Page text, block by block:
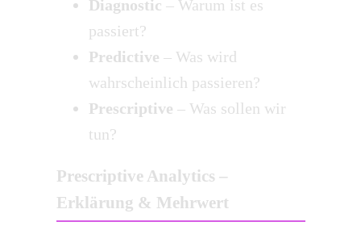
Diagnostic – Warum ist es
passiert?
Predictive – Was wird
wahrscheinlich passieren?
Prescriptive – Was sollen wir
tun?
Prescriptive Analytics –
Erklärung & Mehrwert